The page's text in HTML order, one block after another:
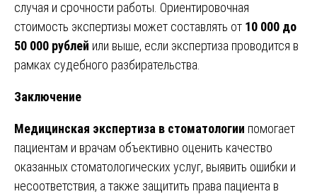
случая и срочности работы. Ориентировочная
стоимость экспертизы может составлять от 10 000 до
50 000 рублей или выше, если экспертиза проводится в
рамках судебного разбирательства.
Заключение
Медицинская экспертиза в стоматологии помогает
пациентам и врачам объективно оценить качество
оказанных стоматологических услуг, выявить ошибки и
несоответствия, а также защитить права пациента в